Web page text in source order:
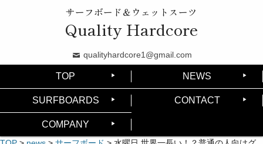
サーフボード＆ウェットスーツ
Quality Hardcore
qualityhardcore1@gmail.com
TOP NEWS
SURFBOARDS CONTACT
COMPANY